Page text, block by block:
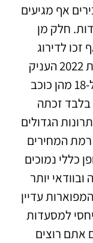
אף מגיעים
חלק מן
לדירוג
במדריך הכוכבים של מישלן, שבשנת 2022 העניק
כוכבים ללא פחות מ-24 מסעדות: ל-18 מהן כוכב
בלבד זכתה
הגדולים
המחירים
כללי נמוכים
יותר
עדיין
למסעדות
אתם רוצים